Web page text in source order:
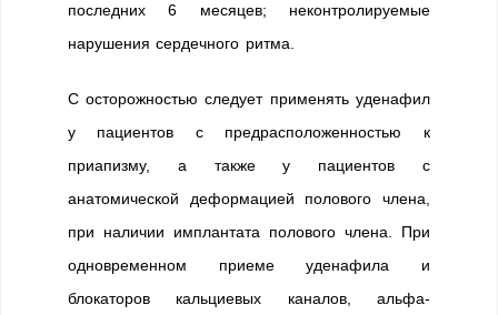
последних 6 месяцев; неконтролируемые
нарушения сердечного ритма.
С осторожностью следует применять уденафил
у пациентов с предрасположенностью к
приапизму, а также у пациентов с
анатомической деформацией полового члена,
при наличии имплантата полового члена. При
одновременном приеме уденафила и
блокаторов кальциевых каналов, альфа-